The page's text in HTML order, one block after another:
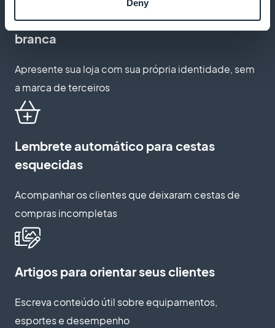
Deny
Aplicativo personalizado de marca
branca
Apresente sua loja com sua própria identidade, sem
a marca de terceiros
Lembrete automático para cestas
esquecidas
Acompanhar os clientes que deixaram cestas de
compras incompletas
Artigos para orientar seus clientes
Escreva conteúdo útil sobre equipamentos,
esportes e desempenho